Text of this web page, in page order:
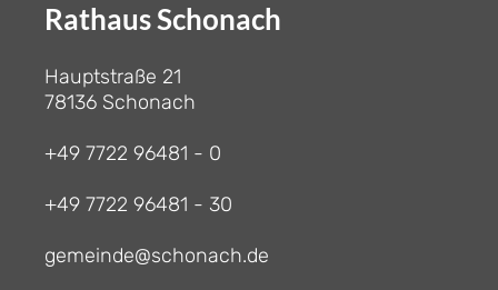
Rathaus Schonach
Hauptstraße 21
78136 Schonach
+49 7722 96481 - 0
+49 7722 96481 - 30
gemeinde@schonach.de